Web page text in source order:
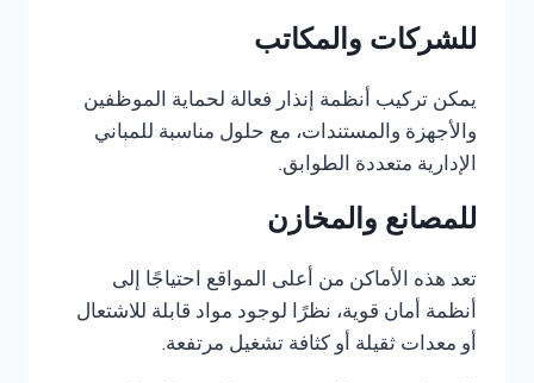
للشركات والمكاتب
يمكن تركيب أنظمة إنذار فعالة لحماية الموظفين
والأجهزة والمستندات، مع حلول مناسبة للمباني
الإدارية متعددة الطوابق.
للمصانع والمخازن
تعد هذه الأماكن من أعلى المواقع احتياجًا إلى
أنظمة أمان قوية، نظرًا لوجود مواد قابلة للاشتعال
أو معدات ثقيلة أو كثافة تشغيل مرتفعة.